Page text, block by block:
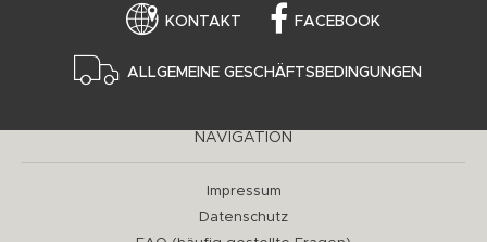
KONTAKT FACEBOOK
ALLGEMEINE GESCHÄFTSBEDINGUNGEN
NAVIGATION
Impressum
Datenschutz